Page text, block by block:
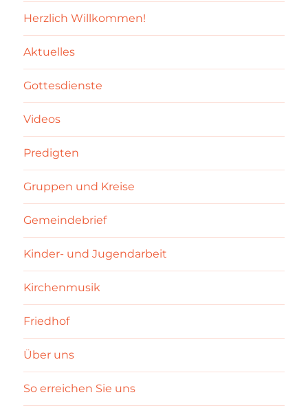
Herzlich Willkommen!
Aktuelles
Gottesdienste
Videos
Predigten
Gruppen und Kreise
Gemeindebrief
Kinder- und Jugendarbeit
Kirchenmusik
Friedhof
Über uns
So erreichen Sie uns